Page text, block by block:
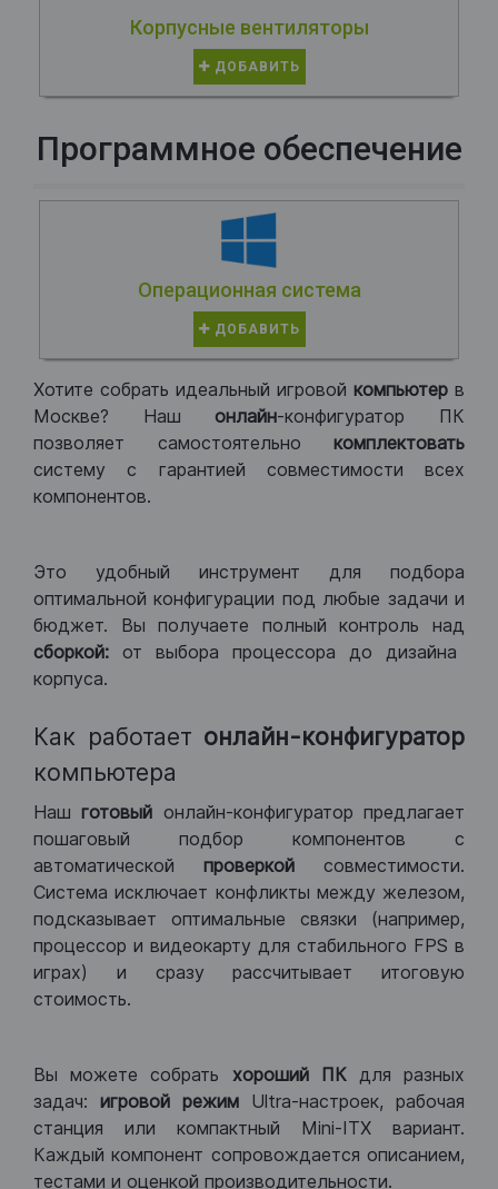
Корпусные вентиляторы
ДОБАВИТЬ
Программное обеспечение
Операционная система
ДОБАВИТЬ
Хотите собрать идеальный игровой компьютер в
Москве? Нашонлайн-конфигуратор ПК
позволяет самостоятельно комплектовать
систему с гарантией совместимости всех
компонентов.
Это удобный инструмент для подбора
оптимальной конфигурации под любые задачи и
бюджет. Вы получаете полный контроль над
сборкой: от выбора процессора до дизайна
корпуса.
Как работает онлайн-конфигуратор
компьютера
Нашготовый онлайн-конфигуратор предлагает
пошаговый подбор компонентов с
автоматической проверкой совместимости.
Система исключает конфликты между железом,
подсказывает оптимальные связки (например,
процессор и видеокарту для стабильного FPS в
играх) и сразу рассчитывает итоговую
стоимость.
Вы можете собрать хороший ПКдля разных
задач: игровой режим Ultra-настроек, рабочая
станция или компактный Mini-ITX вариант.
Каждый компонент сопровождается описанием,
тестами и оценкой производительности.